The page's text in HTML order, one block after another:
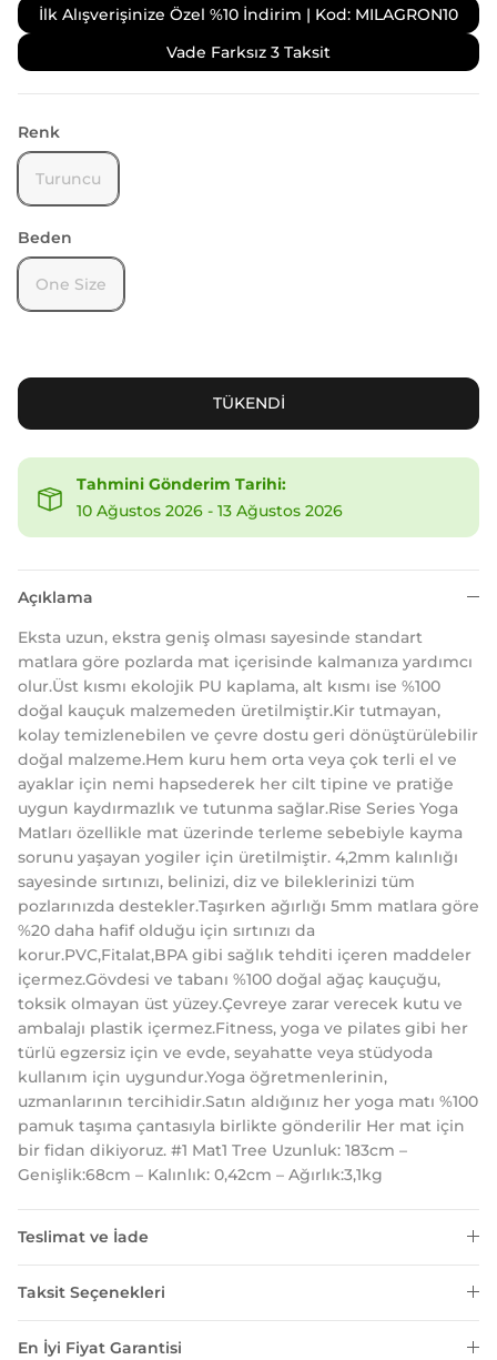
İlk Alışverişinize Özel %10 İndirim | Kod: MILAGRON10
Vade Farksız 3 Taksit
Beden
One Size
Renk
Turuncu
TÜKENDİ
Tahmini Gönderim Tarihi:
10 Ağustos 2026 - 13 Ağustos 2026
Açıklama
Eksta uzun, ekstra geniş olması sayesinde standart
matlara göre pozlarda mat içerisinde kalmanıza yardımcı
olur.Üst kısmı ekolojik PU kaplama, alt kısmı ise %100
doğal kauçuk malzemeden üretilmiştir.Kir tutmayan,
kolay temizlenebilen ve çevre dostu geri dönüştürülebilir
doğal malzeme.Hem kuru hem orta veya çok terli el ve
ayaklar için nemi hapsederek her cilt tipine ve pratiğe
uygun kaydırmazlık ve tutunma sağlar.Rise Series Yoga
Matları özellikle mat üzerinde terleme sebebiyle kayma
sorunu yaşayan yogiler için üretilmiştir. 4,2mm kalınlığı
sayesinde sırtınızı, belinizi, diz ve bileklerinizi tüm
pozlarınızda destekler.Taşırken ağırlığı 5mm matlara göre
%20 daha hafif olduğu için sırtınızı da
korur.PVC,Fitalat,BPA gibi sağlık tehditi içeren maddeler
içermez.Gövdesi ve tabanı %100 doğal ağaç kauçuğu,
toksik olmayan üst yüzey.Çevreye zarar verecek kutu ve
ambalajı plastik içermez.Fitness, yoga ve pilates gibi her
türlü egzersiz için ve evde, seyahatte veya stüdyoda
kullanım için uygundur.Yoga öğretmenlerinin,
uzmanlarının tercihidir.Satın aldığınız her yoga matı %100
pamuk taşıma çantasıyla birlikte gönderilir Her mat için
bir fidan dikiyoruz. #1 Mat1 Tree Uzunluk: 183cm –
Genişlik:68cm – Kalınlık: 0,42cm – Ağırlık:3,1kg
Teslimat ve İade
Taksit Seçenekleri
En İyi Fiyat Garantisi